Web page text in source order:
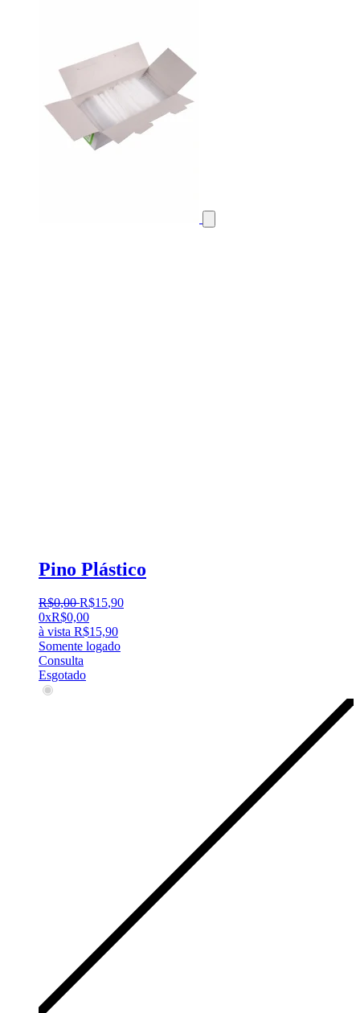
Pino Plástico
R$0,00 R$15,90
0xR$0,00
à vista R$15,90
Somente logado
Consulta
Esgotado